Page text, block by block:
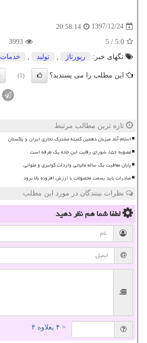
1397/12/24
20:58:14
5.0
/
5
3993
تگهای خبر:
رپورتاژ تولید خدمات
این مطلب را می پسندید؟ (1)
تازه ترین مطالب مرتبط
اسلام آباد میزبان دهمین کمیته مشترک تجاری ایران و پاکستان
مصوبه ۸۵۶ شورای رقابت این جاده یک طرفه است
پایان معافیت یک ساله مالیاتی واردات کولبری و ملوانی
صادرات باید بسمت محصولات با ارزش افزوده بالا برود
نظرات بینندگان در مورد این مطلب
لطفا شما همنظر دهید
= ۴ بعلاوه ۴